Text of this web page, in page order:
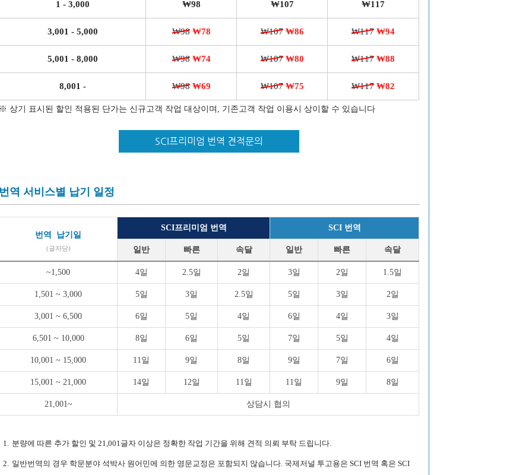
1 - 3,000 ₩98 ₩107 ₩117
3,001 - 5,000 ₩98 ₩78 ₩107 ₩86 ₩117 ₩94
5,001 - 8,000 ₩98 ₩74 ₩107 ₩80 ₩117 ₩88
8,001 - ₩98 ₩69 ₩107 ₩75 ₩117 ₩82
상기 표시된 할인 적용된 단가는 신규고객 작업 대상이며, 기존고객 작업 이용시 상이할 수 있습니다
SCI프리미엄 번역 견적문의
역 서비스별 납기 일정
번역 납기일
(글자당)
SCI프리미엄 번역 SCI 번역
일반 빠른 속달 일반 빠른 속달
~1,500 4일 2.5일 2일 3일 2일 1.5일
1,501 ~ 3,000 5일 3일 2.5일 5일 3일 2일
3,001 ~ 6,500 6일 5일 4일 6일 4일 3일
6,501 ~ 10,000 8일 6일 5일 7일 5일 4일
10,001 ~ 15,000 11일 9일 8일 9일 7일 6일
15,001 ~ 21,000 14일 12일 11일 11일 9일 8일
21,001~ 상담시 협의
분량에 따른 추가 할인 및 21,001글자 이상은 정확한 작업 기간을 위해 견적 의뢰 부탁 드립니다.
일반번역의 경우 학문분야 석박사 원어민에 의한 영문교정은 포함되지 않습니다. 국제저널 투고용은 SCI 번역 혹은 SCI